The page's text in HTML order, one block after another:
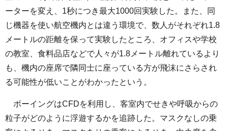
ーターを変え、1秒につき最大1000回実験した。また、同
じ機器を使い航空機内とは違う環境で、数人がそれぞれ1.8
メートルの距離を保って実験したところ、オフィスや学校
の教室、食料品店などで人々が1.8メートル離れているより
も、機内の座席で隣同士に座っている方が飛沫にさらされ
る可能性が低いことがわかったという。
ボーイングはCFDを利用し、客室内でせきや呼吸からの
粒子がどのように浮遊するかを追跡した。マスクなしの乗